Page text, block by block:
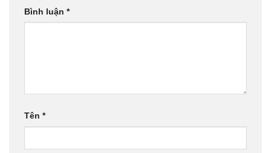
Bình luận *
Tên *